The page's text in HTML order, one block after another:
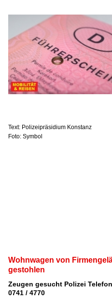
Text: Polizeipräsidium Konstanz
Foto: Symbol
Wohnwagen von
gestohlen
Zeugen gesucht Polizei
0741 / 4770